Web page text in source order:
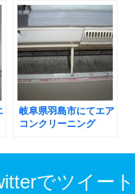
岐阜県羽島市にてエア
コンクリーニング
でツイート